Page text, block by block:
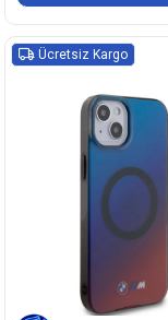
Ücretsiz Kargo